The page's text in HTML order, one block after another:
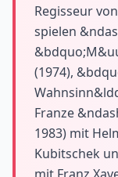
Regisseur
spielen
(1974),
Franze
1983) mit
Kubitschek